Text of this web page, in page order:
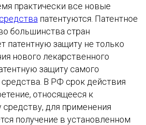
практически все новые
патентуются. Патентное
большинства стран
патентную защиту не только
нового лекарственного
защиту самого
В РФ срок действия
относящееся к
для применения
получение в установленном